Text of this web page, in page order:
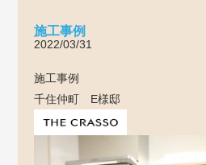
施工事例
2022/03/31
施工事例
千住仲町 E様邸